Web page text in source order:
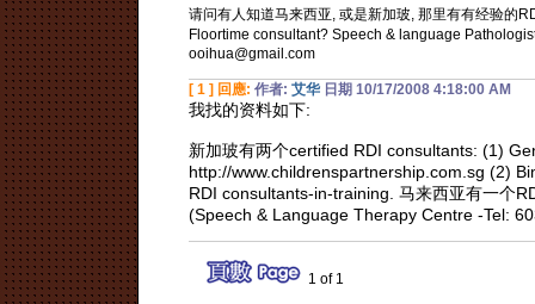
请问有人知道马来西亚, 或是新加玻, 那里有有经验的
Floortime consultant? Speech & language
ooihua@gmail.com
[ 1 ] 回應: 作者: 艾华 日期 10/17/2008 4:18:00 AM
我找的资料如下:
新加玻有两个certified RDI consultants: (1)
http://www.childrenspartnership.com.sg (2)
RDI consultants-in-training. 马来西亚有一个
(Speech & Language Therapy Centre -Tel:
1 of 1